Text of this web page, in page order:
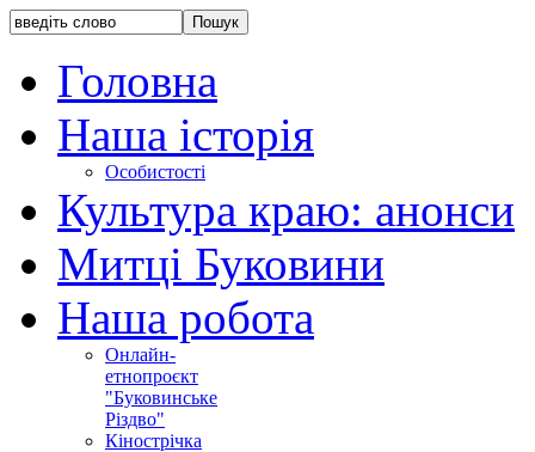
Головна
Наша історія
Особистості
Культура краю: анонси
Митці Буковини
Наша робота
Онлайн-
етнопроєкт
"Буковинське
Різдво"
Кінострічка